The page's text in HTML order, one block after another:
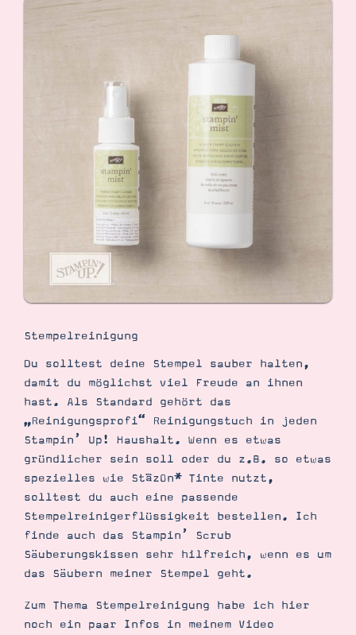
Stempelreinigung
Du solltest deine Stempel sauber halten,
damit du möglichst viel Freude an ihnen
hast. Als Standard gehört das
„Reinigungsprofi“ Reinigungstuch in jeden
Stampin’ Up! Haushalt. Wenn es etwas
gründlicher sein soll oder du z.B. so etwas
spezielles wie StāzOn* Tinte nutzt,
solltest du auch eine passende
Stempelreinigerflüssigkeit bestellen. Ich
finde auch das Stampin’ Scrub
Säuberungskissen sehr hilfreich, wenn es um
das Säubern meiner Stempel geht.
Zum Thema Stempelreinigung habe ich hier
noch ein paar Infos in meinem Video